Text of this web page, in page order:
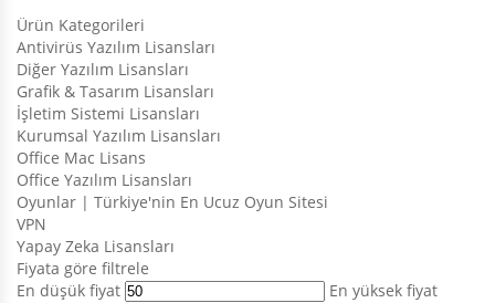
Ürün Kategorileri
Antivirüs Yazılım Lisansları
Diğer Yazılım Lisansları
Grafik & Tasarım Lisansları
İşletim Sistemi Lisansları
Kurumsal Yazılım Lisansları
Office Mac Lisans
Office Yazılım Lisansları
Oyunlar | Türkiye'nin En Ucuz Oyun Sitesi
VPN
Yapay Zeka Lisansları
Fiyata göre filtrele
En düşük fiyat
En yüksek fiyat